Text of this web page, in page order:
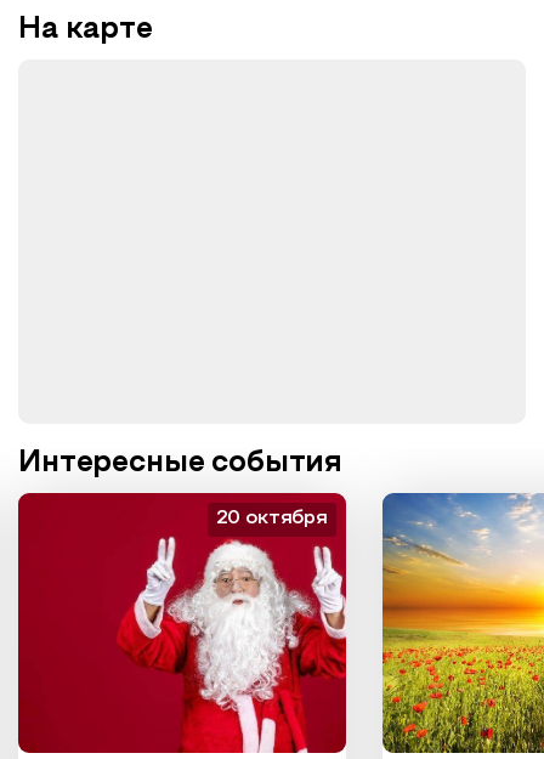
На карте
Интересные события
20 октября